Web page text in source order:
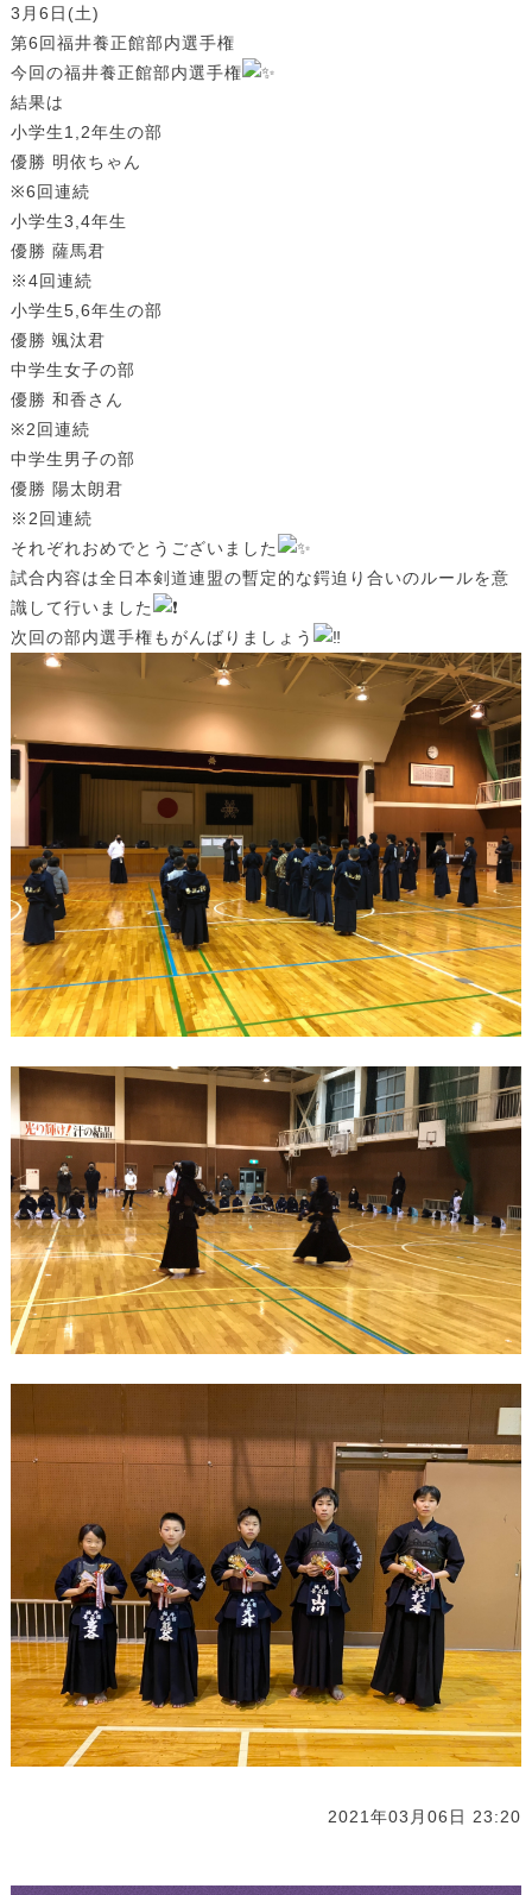
3月6日(土)
第6回福井養正館部内選手権
今回の福井養正館部内選手権
結果は
小学生1,2年生の部
優勝 明依ちゃん
※6回連続
小学生3,4年生
優勝 薩馬君
※4回連続
小学生5,6年生の部
優勝 颯汰君
中学生女子の部
優勝 和香さん
※2回連続
中学生男子の部
優勝 陽太朗君
※2回連続
それぞれおめでとうございました
試合内容は全日本剣道連盟の暫定的な鍔迫り合いのルールを意
識して行いました
次回の部内選手権もがんばりましょう
2021年03月06日 23:20